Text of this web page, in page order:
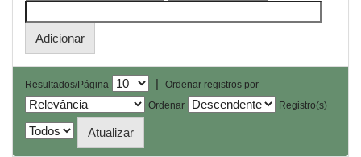
Resultados/Página |
Ordenar registros por
Ordenar
Registro(s)